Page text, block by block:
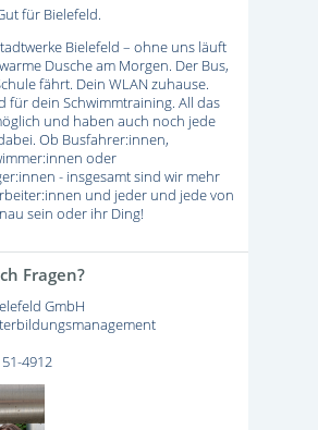
für Bielefeld.
Bielefeld – ohne uns läuft
Dusche am Morgen. Der Bus,
fährt. Dein WLAN zuhause.
für dein Schwimmtraining. All das
und haben auch noch jede
Ob Busfahrer:innen,
oder
- insgesamt sind wir mehr
und jeder und jede von
sein oder ihr Ding!
Fragen?
GmbH
4912